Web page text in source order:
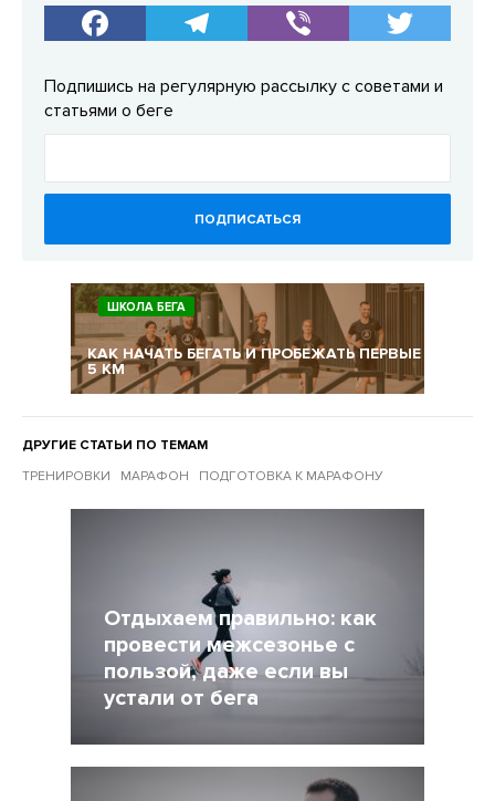
Подпишись на регулярную рассылку с советами и
статьями о беге
ПОДПИСАТЬСЯ
ШКОЛА БЕГА
КАК НАЧАТЬ БЕГАТЬ И ПРОБЕЖАТЬ ПЕРВЫЕ
5 КМ
ДРУГИЕ СТАТЬИ ПО ТЕМАМ
ТРЕНИРОВКИ
МАРАФОН ПОДГОТОВКА К МАРАФОНУ
Отдыхаем правильно: как
провести межсезонье с
пользой, даже если вы
устали от бега